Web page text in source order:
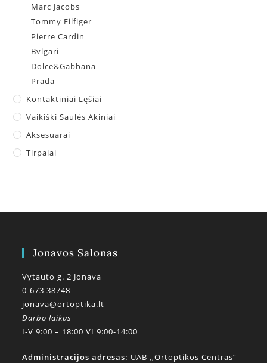
Marc Jacobs
Tommy Filfiger
Pierre Cardin
Bvlgari
Dolce&Gabbana
Prada
Kontaktiniai Lęšiai
Vaikiški Saulės Akiniai
Aksesuarai
Tirpalai
Jonavos Salonas
Vytauto g. 2 Jonava
0-673 38748
jonava@ortoptika.lt
Darbo laikas
I-V 9:00 – 18:00 VI 9:00-14:00
Administracijos adresas: UAB ,,Ortoptikos Centras“